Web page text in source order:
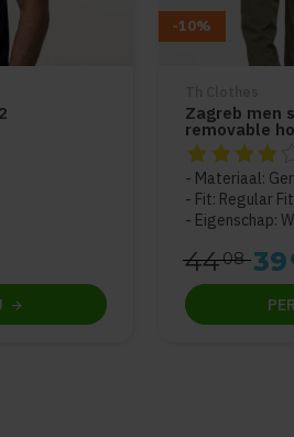
is
-10%
Zagreb men
removable
De
Materiaal:
Fit: Regular Fit
Eigenschap:
4408 39